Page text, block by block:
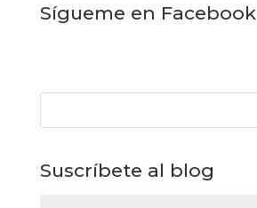
Sígueme en Facebook
Suscríbete al blog